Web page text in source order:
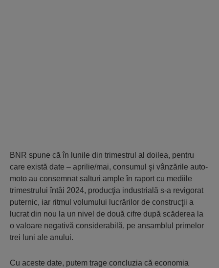
BNR spune că în lunile din trimestrul al doilea, pentru
care există date – aprilie/mai, consumul şi vânzările auto-
moto au consemnat salturi ample în raport cu mediile
trimestrului întâi 2024, producţia industrială s-a revigorat
puternic, iar ritmul volumului lucrărilor de construcţii a
lucrat din nou la un nivel de două cifre după scăderea la
o valoare negativă considerabilă, pe ansamblul primelor
trei luni ale anului.
Cu aceste date, putem trage concluzia că economia